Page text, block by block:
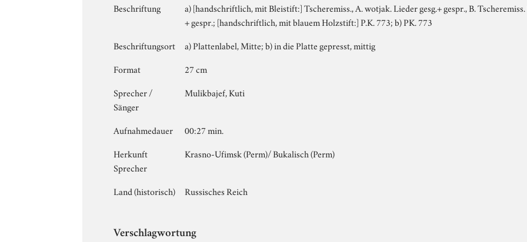
Beschriftung
a) [handschriftlich, mit Bleistift:] Tscheremiss., A. wotjak. Lieder gesg.+ gespr., B. Tscheremiss.
+ gespr.; [handschriftlich, mit blauem Holzstift:] P.K. 773; b) PK. 773
Beschriftungsort
a) Plattenlabel, Mitte; b) in die Platte gepresst, mittig
Format
27 cm
Sprecher /
Sänger
Mulikbajef, Kuti
Aufnahmedauer
00:27 min.
Herkunft
Sprecher
Krasno-Ufimsk (Perm)/ Bukalisch (Perm)
Land (historisch) Russisches Reich
Verschlagwortung